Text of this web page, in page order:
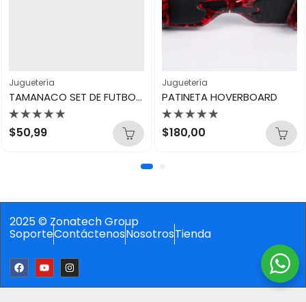
Juguetería
TAMANACO SET DE FUTBOL BALON N3
Valorado
con
$50,99
Juguetería
PATINETA HOVERBOARD
Valorado
con
$180,00
2025 © Zonatech Group
SoporteContáctenosNosotrosTienda